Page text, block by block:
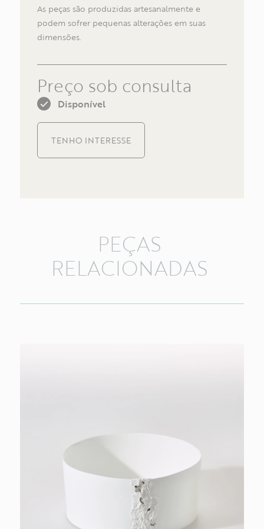
As peças são produzidas artesanalmente e
podem sofrer pequenas alterações em suas
dimensões.
Preço sob consulta
Disponível
TENHO INTERESSE
PEÇAS
RELACIONADAS